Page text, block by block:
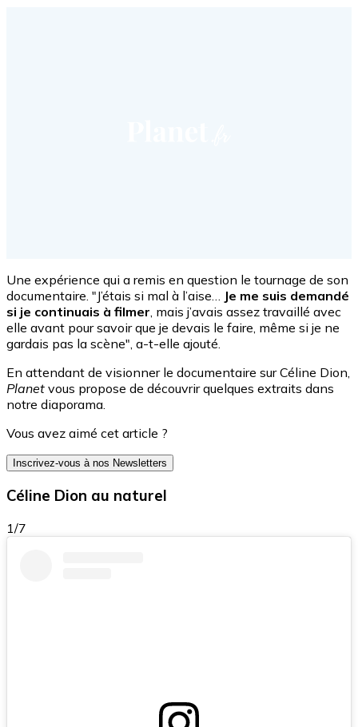
Une expérience qui a remis en question le tournage de son
documentaire. "J’étais si mal à l’aise…
Je me suis demandé
si je continuais à filmer , mais j’avais assez travaillé avec
elle avant pour savoir que je devais le faire, même si je ne
gardais pas la scène", a-t-elle ajouté.
En attendant de visionner le documentaire sur Céline Dion,
Planet vous propose de découvrir quelques extraits dans
notre diaporama.
Vous avez aimé cet article ?
Inscrivez-vous à nos Newsletters
Céline Dion au naturel
1/7